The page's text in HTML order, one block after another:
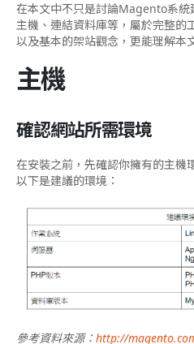
在本文中不只是討論Magento系統
主機、連結資料庫等，屬於完整的
以及基本的架站觀念，更能理解本
主機
確認網站所需環境
在安裝之前，先確認你擁有的主機
以下是建議的環境：
參考資料來源： http://